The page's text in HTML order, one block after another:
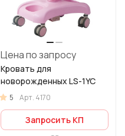
Цена по запросу
Кровать для
новорожденных LS-1YC
5 Арт. 4170
Запросить КП